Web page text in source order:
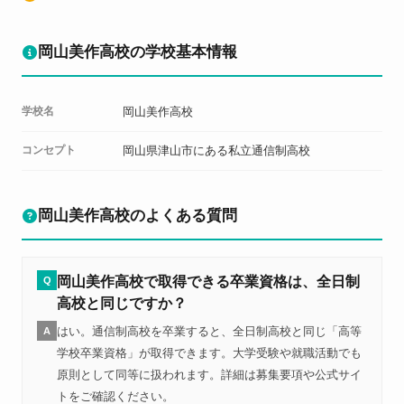
岡山美作高校の学校基本情報
学校名 岡山美作高校
コンセプト 岡山県津山市にある私立通信制高校
岡山美作高校のよくある質問
Q
岡山美作高校で取得できる卒業資格は、全日制
高校と同じですか？
A
はい。通信制高校を卒業すると、全日制高校と同じ「高等
学校卒業資格」が取得できます。大学受験や就職活動でも
原則として同等に扱われます。詳細は募集要項や公式サイ
トをご確認ください。